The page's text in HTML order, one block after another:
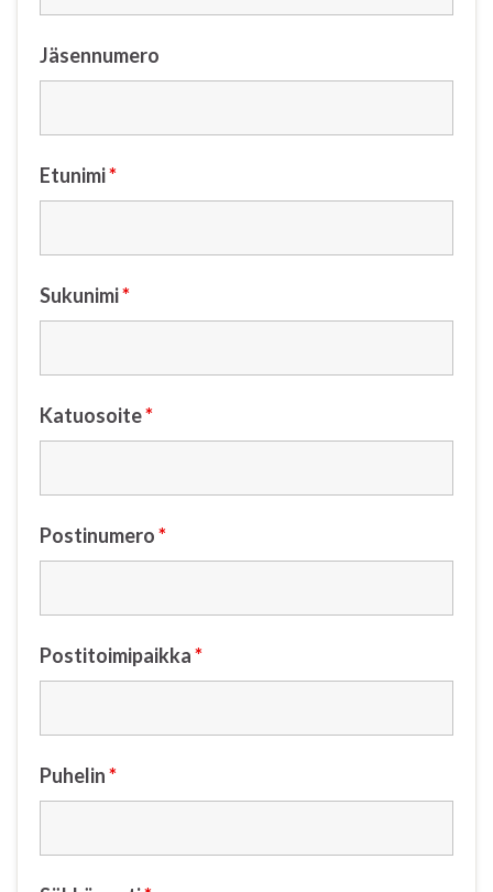
Jäsennumero
Etunimi*
Sukunimi*
Katuosoite*
Postinumero*
Postitoimipaikka*
Puhelin*